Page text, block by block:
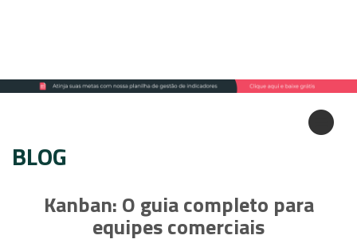
BLOG
Kanban: O guia completo para
equipes comerciais